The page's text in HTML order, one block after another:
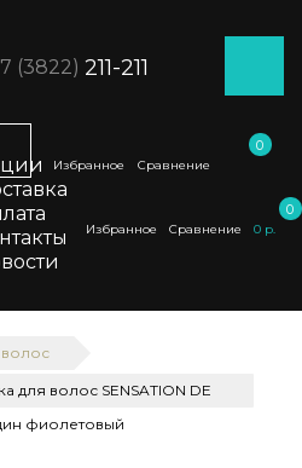
(3822) 211-211
Избранное Сравнение
0
Избранное Сравнение
0
0 p.
для волос SENSATION DE
фиолетовый